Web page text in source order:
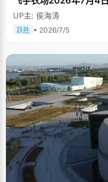
UP主: 侯海涛
跃胜 • 2026/7/5